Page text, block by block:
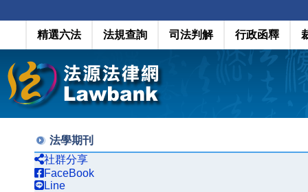
精選六法 法規查詢 司法判解 行政函釋
法學期刊
社群分享
FaceBook
Line